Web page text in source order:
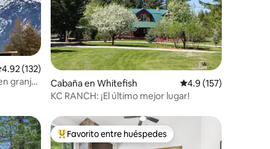
promedio: 4.92 de 5, 132 reseñas
4.92 (132)
granjas
Cabaña en Whitefish Calificación
4.9 (157)
KC RANCH: ¡El último mejor lugar!
Favorito entre huéspedes preferido
Favorito entre huéspedes